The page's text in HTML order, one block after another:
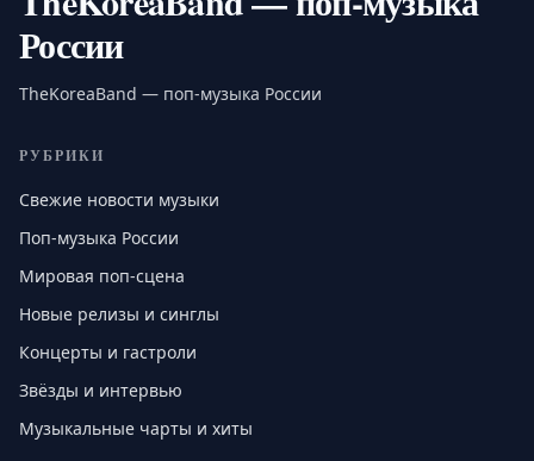
России
TheKoreaBand — поп-музыка России
РУБРИКИ
Свежие новости музыки
Поп-музыка России
Мировая поп-сцена
Новые релизы и синглы
Концерты и гастроли
Звёзды и интервью
Музыкальные чарты и хиты